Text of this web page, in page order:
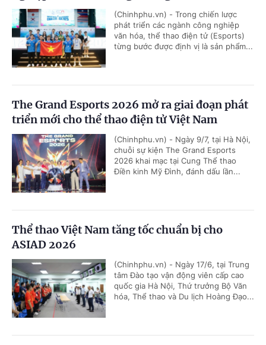
(Chinhphu.vn) - Trong chiến lược
phát triển các ngành công nghiệp
văn hóa, thể thao điện tử (Esports)
từng bước được định vị là sản phẩm...
The Grand Esports 2026 mở ra giai đoạn phát
triển mới cho thể thao điện tử Việt Nam
(Chinhphu.vn) - Ngày 9/7, tại Hà Nội,
chuỗi sự kiện The Grand Esports
2026 khai mạc tại Cung Thể thao
Điền kinh Mỹ Đình, đánh dấu lần...
Thể thao Việt Nam tăng tốc chuẩn bị cho
ASIAD 2026
(Chinhphu.vn) - Ngày 17/6, tại Trung
tâm Đào tạo vận động viên cấp cao
quốc gia Hà Nội, Thứ trưởng Bộ Văn
hóa, Thể thao và Du lịch Hoàng Đạo...